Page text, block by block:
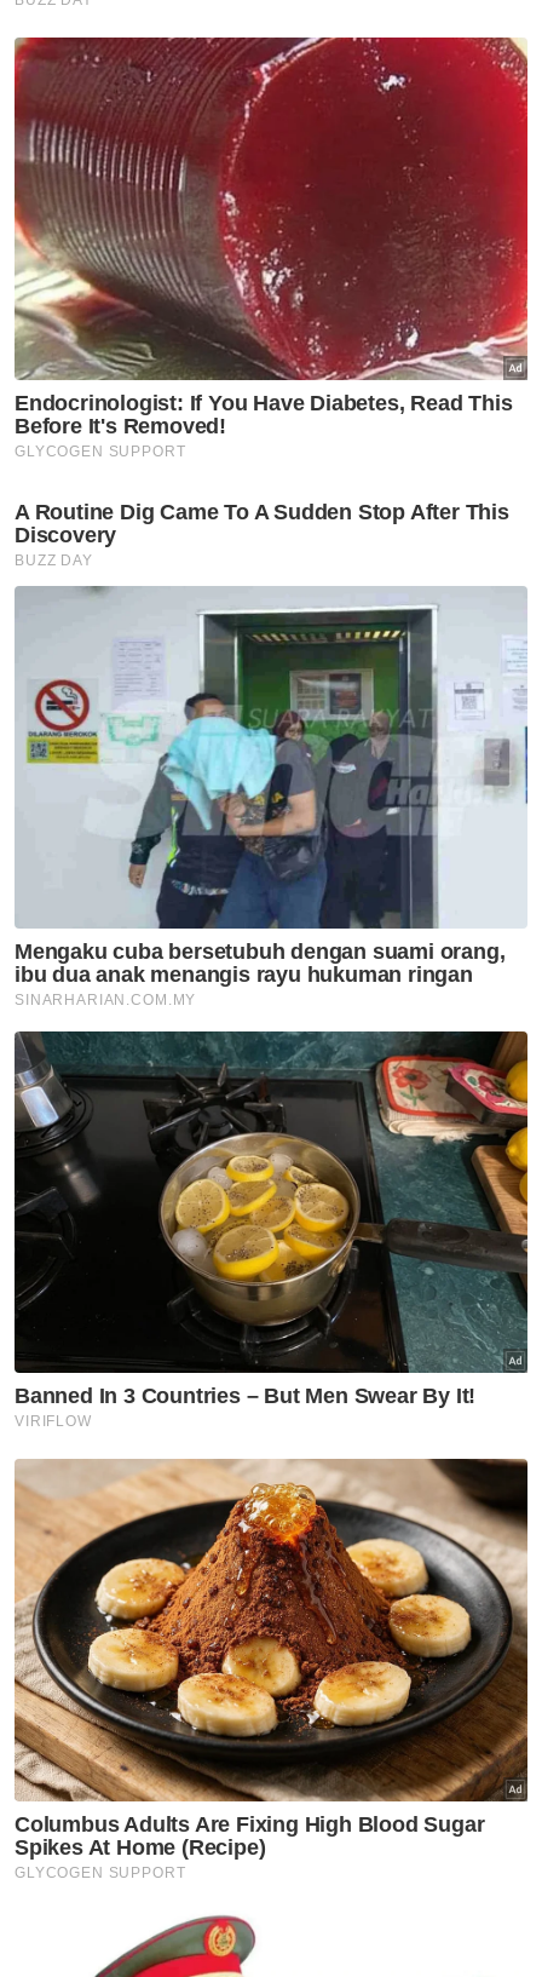
Maslan
Politik
'Alasan cuti Nurul Izzah
diterima, dia masih aktif dalam
parti' - Anwar